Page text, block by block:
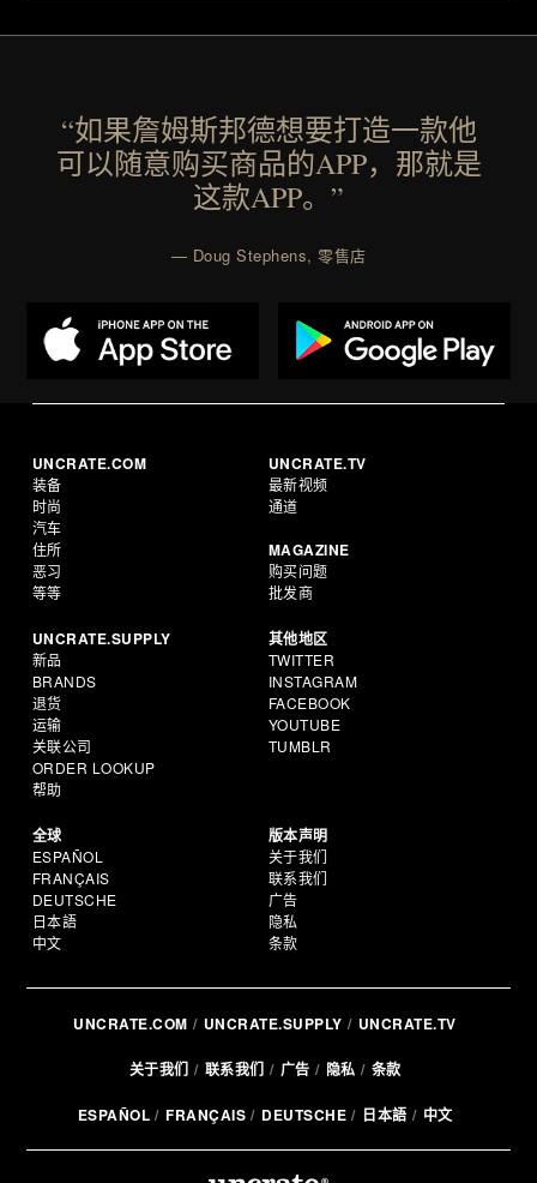
“如果詹姆斯邦德想要打造一款他
可以随意购买商品的APP，那就是
这款APP。”
— Doug Stephens, 零售店
UNCRATE.COM
装备
时尚
汽车
住所
恶习
等等
UNCRATE.TV
最新视频
通道
MAGAZINE
购买问题
批发商
UNCRATE.SUPPLY
新品
BRANDS
退货
运输
关联公司
ORDER LOOKUP
帮助
其他地区
TWITTER
INSTAGRAM
FACEBOOK
YOUTUBE
TUMBLR
全球
ESPAÑOL
FRANÇAIS
DEUTSCHE
日本語
中文
版本声明
关于我们
联系我们
广告
隐私
条款
UNCRATE.COM UNCRATE.SUPPLY UNCRATE.TV
关于我们 联系我们 广告 隐私 条款
ESPAÑOL FRANÇAIS DEUTSCHE 日本語 中文